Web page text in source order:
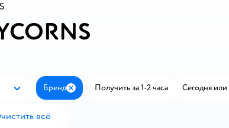
Бренд ЗакрытьПолучить за 1-2 часа Сегодня или
всё